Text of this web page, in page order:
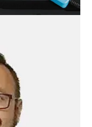
Ausstattung